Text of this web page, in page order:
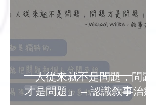
「人從來就不是問題，問題
才是問題」 – 認識敘事治療